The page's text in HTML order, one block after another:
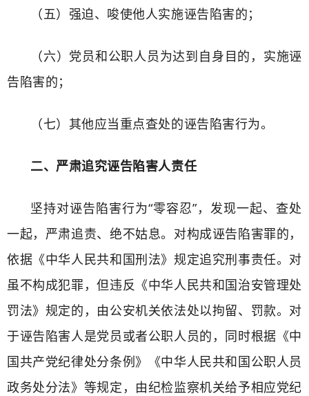
（五）强迫、唆使他人实施诬告陷害的；
（六）党员和公职人员为达到自身目的，实施诬
告陷害的；
（七）其他应当重点查处的诬告陷害行为。
二、严肃追究诬告陷害人责任
坚持对诬告陷害行为“零容忍”，发现一起、查处
一起，严肃追责、绝不姑息。对构成诬告陷害罪的，
依据《中华人民共和国刑法》规定追究刑事责任。对
虽不构成犯罪，但违反《中华人民共和国治安管理处
罚法》规定的，由公安机关依法处以拘留、罚款。对
于诬告陷害人是党员或者公职人员的，同时根据《中
国共产党纪律处分条例》《中华人民共和国公职人员
政务处分法》等规定，由纪检监察机关给予相应党纪